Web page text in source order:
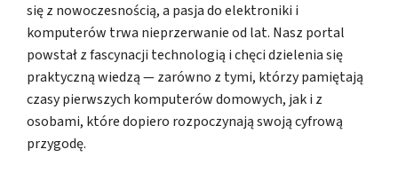
się z nowoczesnością, a pasja do elektroniki i
komputerów trwa nieprzerwanie od lat. Nasz portal
powstał z fascynacji technologią i chęci dzielenia się
praktyczną wiedzą — zarówno z tymi, którzy pamiętają
czasy pierwszych komputerów domowych, jak i z
osobami, które dopiero rozpoczynają swoją cyfrową
przygodę.